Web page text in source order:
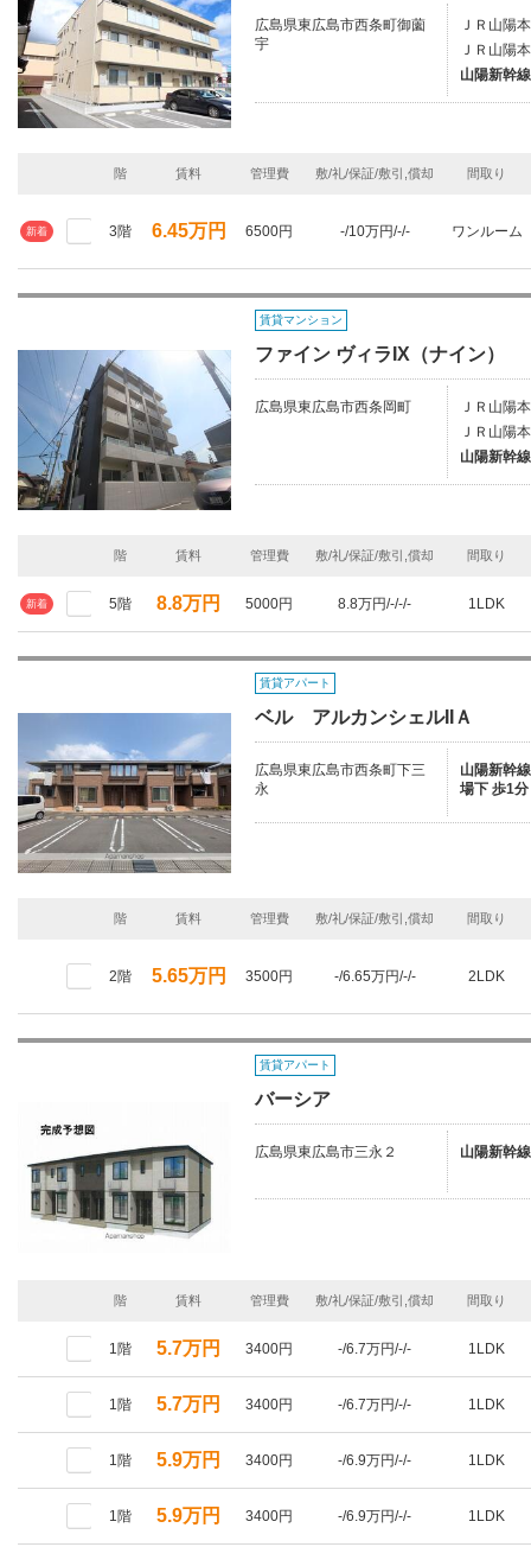
広島県東広島市西条町御薗
宇
ＪＲ山陽
ＪＲ山陽
山陽新幹
階 賃料 管理費 敷/礼/保証/敷引,償却 間取り
新着 3階 6.45万円 6500円 -/10万円/-/- ワンルーム
賃貸マンション
ファイン ヴィラIX（ナイン）
広島県東広島市西条岡町
ＪＲ山陽
ＪＲ山陽
山陽新幹
階 賃料 管理費 敷/礼/保証/敷引,償却 間取り
新着 5階 8.8万円 5000円 8.8万円/-/-/- 1LDK
賃貸アパート
ベル アルカンシェルIIＡ
広島県東広島市西条町下三
永
山陽新幹
場下 歩1分
階 賃料 管理費 敷/礼/保証/敷引,償却 間取り
2階 5.65万円 3500円 -/6.65万円/-/- 2LDK
賃貸アパート
バーシア
広島県東広島市三永２ 山陽新幹
階 賃料 管理費 敷/礼/保証/敷引,償却 間取り
1階 5.7万円 3400円 -/6.7万円/-/- 1LDK
1階 5.7万円 3400円 -/6.7万円/-/- 1LDK
1階 5.9万円 3400円 -/6.9万円/-/- 1LDK
1階 5.9万円 3400円 -/6.9万円/-/- 1LDK